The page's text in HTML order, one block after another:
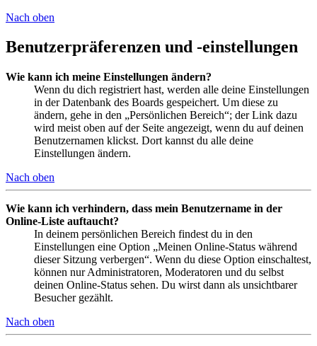
Nach oben
Benutzerpräferenzen und -einstellungen
Wie kann ich meine Einstellungen ändern?
Wenn du dich registriert hast, werden alle deine Einstellungen
in der Datenbank des Boards gespeichert. Um diese zu
ändern, gehe in den „Persönlichen Bereich“; der Link dazu
wird meist oben auf der Seite angezeigt, wenn du auf deinen
Benutzernamen klickst. Dort kannst du alle deine
Einstellungen ändern.
Nach oben
Wie kann ich verhindern, dass mein Benutzername in der
Online-Liste auftaucht?
In deinem persönlichen Bereich findest du in den
Einstellungen eine Option „Meinen Online-Status während
dieser Sitzung verbergen“. Wenn du diese Option einschaltest,
können nur Administratoren, Moderatoren und du selbst
deinen Online-Status sehen. Du wirst dann als unsichtbarer
Besucher gezählt.
Nach oben